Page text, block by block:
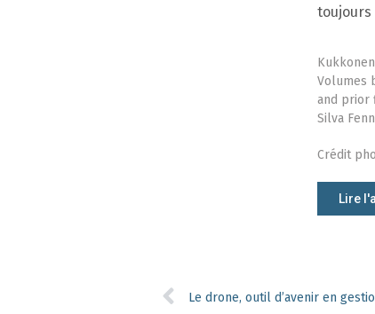
toujours
Volumes
and prior
Silva
Crédit
Lire
Le drone, outil d’avenir en